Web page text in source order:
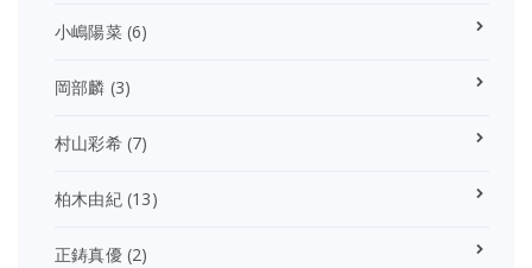
小嶋陽菜(6)
岡部麟 (3)
村山彩希(7)
柏木由紀(13)
正鋳真優(2)